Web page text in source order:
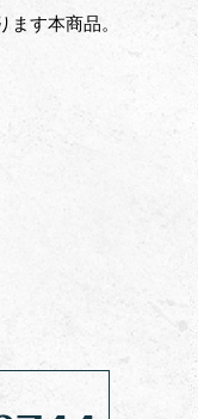
す本商品。